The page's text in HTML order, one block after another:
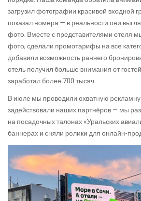
загрузил фотографии красивой входной
показал номера — в реальности они
фото. Вместе с представителями отеля
фото, сделали промотарифы на все
добавили возможность раннего
отель получил больше внимания от
заработал более 700 тысяч.
В июле мы проводили охватную
задействовали наших партнёров — мы
на посадочных талонах «Уральских
баннерах и сняли ролики для онлайн-